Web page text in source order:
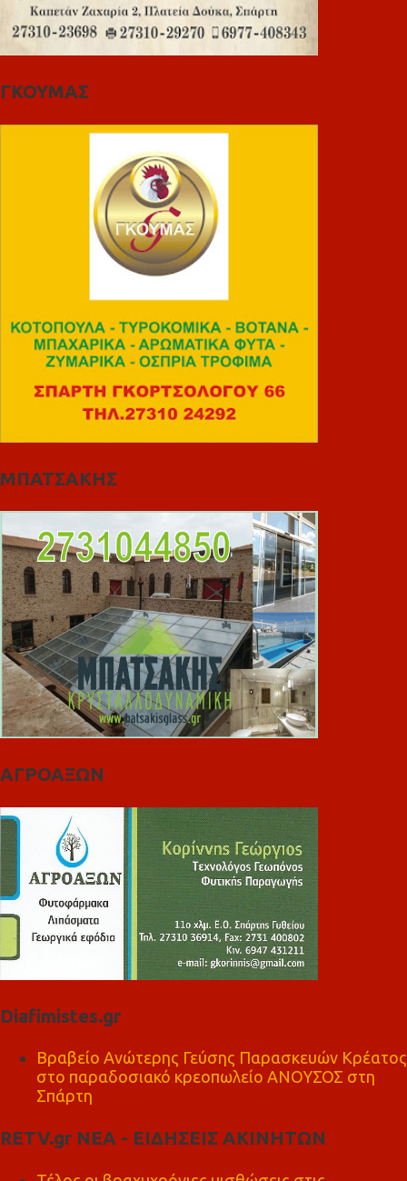
ΓΚΟΥΜΑΣ
ΜΠΑΤΣΑΚΗΣ
ΑΓΡΟΑΞΩΝ
Diafimistes.gr
Βραβείο Ανώτερης Γεύσης Παρασκευών Κρέατος
στο παραδοσιακό κρεοπωλείο ΑΝΟΥΣΟΣ στη
Σπάρτη
RETV.gr ΝΕΑ - ΕΙΔΗΣΕΙΣ ΑΚΙΝΗΤΩΝ